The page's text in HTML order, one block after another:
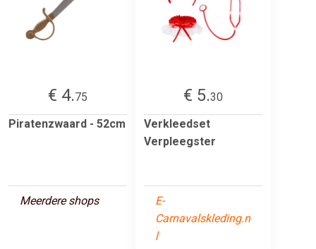
€ 4.75
Piratenzwaard - 52cm
Meerdere shops
€ 5.30
Verkleedset
Verpleegster
E-
Carnavalskleding.n
l